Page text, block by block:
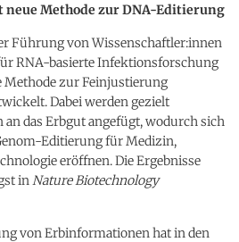
Methode zur DNA-Editierung
Führung von Wissenschaftler:innen
RNA-basierte Infektionsforschung
Methode zur Feinjustierung
Dabei werden gezielt
das Erbgut angefügt, wodurch sich
Editierung für Medizin,
eröffnen. Die Ergebnisse
in Nature Biotechnology
von Erbinformationen hat in den